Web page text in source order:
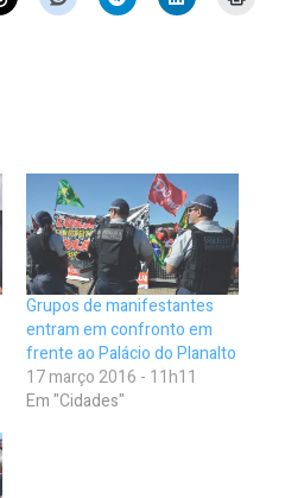
Grupos de manifestantes
entram em confronto em
frente ao Palácio do Planalto
17 março 2016 - 11h11
Em "Cidades"